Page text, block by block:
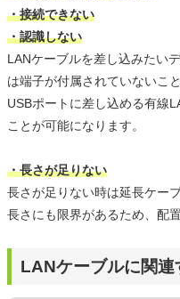
・接続できない
・認識しない
LANケーブルを差し込みたい
は端子が付属されていないこ
USBポートに差し込める有線
ことが可能になります。
・長さが足りない
長さが足りない時は延長ケー
長さにも限界があるため、配
LANケーブルに関